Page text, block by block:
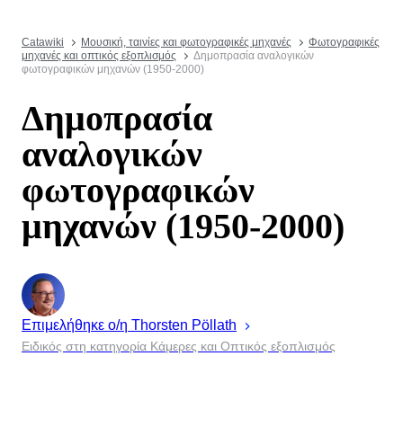
Catawiki Μουσική, ταινίες και φωτογραφικές μηχανές
Φωτογραφικές
μηχανές και οπτικός εξοπλισμός
Δημοπρασία αναλογικών
φωτογραφικών μηχανών (1950-2000)
Δημοπρασία
αναλογικών
φωτογραφικών
μηχανών (1950-2000)
Επιμελήθηκε ο/η Thorsten Pöllath
Ειδικός στη κατηγορία Κάμερες και Οπτικός εξοπλισμός